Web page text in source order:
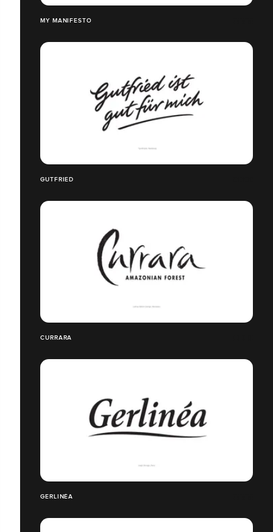
MY MANIFESTO
GUTFRIED
CURRARA
GERLINÉA